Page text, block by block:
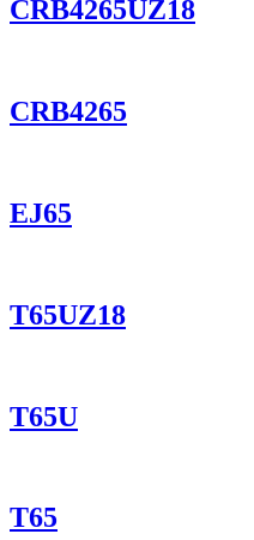
CRB4265UZ18
CRB4265
EJ65
T65UZ18
T65U
T65